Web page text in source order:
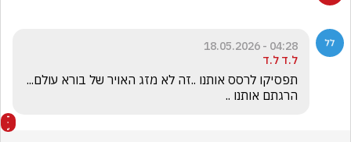
04:28 - 18.05.2026
ל.ד ל.ד
הרגתם אותנו ..